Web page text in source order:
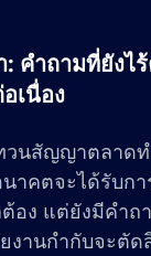
คำถามที่ยังไ
เนื่อง
นสัญญาตลาดท
าคตจะได้รับกา
อง แต่ยังมีคำ
งานกำกับจะตัด